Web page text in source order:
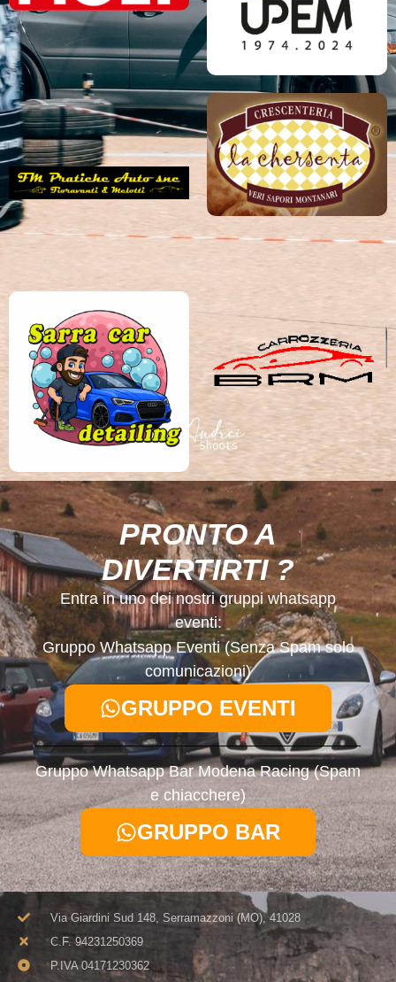
PRONTO A
DIVERTIRTI ?
Entra in uno dei nostri gruppi whatsapp
eventi:
Gruppo Whatsapp Eventi (Senza Spam solo
comunicazioni)
GRUPPO EVENTI
Gruppo Whatsapp Bar Modena Racing (Spam
e chiacchere)
GRUPPO BAR
Via Giardini Sud 148, Serramazzoni (MO), 41028
C.F. 94231250369​
P.IVA 04171230362​